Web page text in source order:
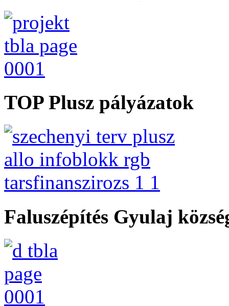
TOP Plusz pályázatok
Faluszépítés Gyulaj